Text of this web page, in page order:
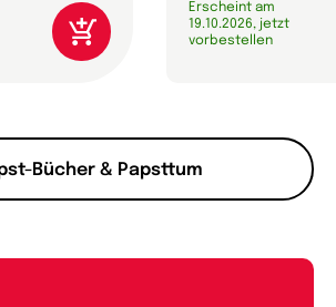
Bücher & Papsttum
Erscheint am
19.10.2026, jetzt
vorbestellen